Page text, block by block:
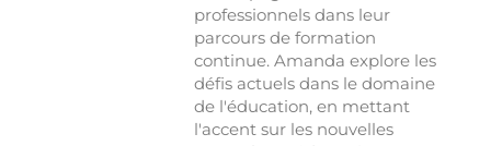
professionnels dans leur
parcours de formation
continue. Amanda explore les
défis actuels dans le domaine
de l'éducation, en mettant
l'accent sur les nouvelles